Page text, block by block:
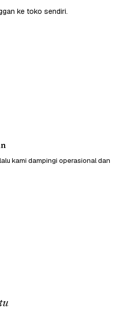
ke toko sendiri.
kami dampingi operasional dan